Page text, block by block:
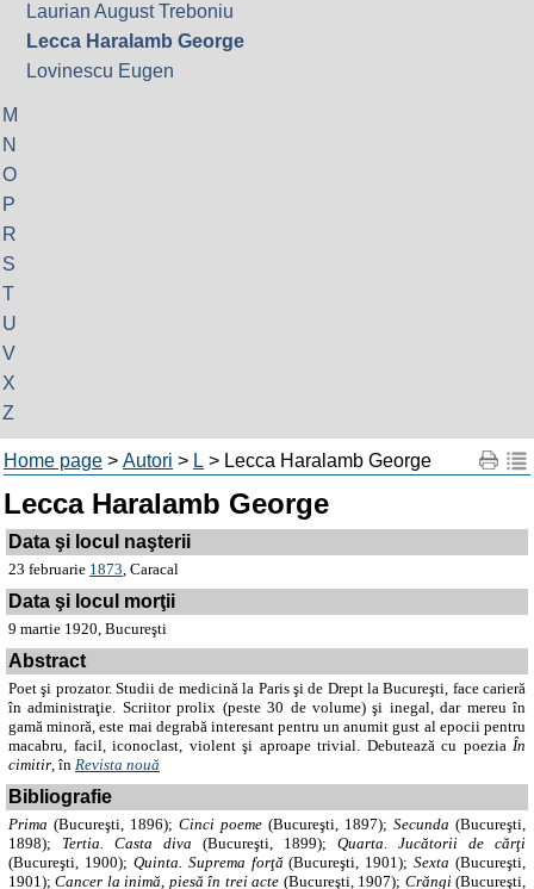
Laurian August Treboniu
Lecca Haralamb George
Lovinescu Eugen
M
N
O
P
R
S
T
U
V
X
Z
Home page > Autori > L > Lecca Haralamb George
Lecca Haralamb George
Data şi locul naşterii
23 februarie 1873, Caracal
Data şi locul morţii
9 martie 1920, Bucureşti
Abstract
Poet şi prozator. Studii de medicină la Paris şi de Drept la Bucureşti, face carieră
în administraţie. Scriitor prolix (peste 30 de volume) şi inegal, dar mereu în
gamă minoră, este mai degrabă interesant pentru un anumit gust al epocii pentru
macabru, facil, iconoclast, violent şi aproape trivial. Debutează cu poezia În
cimitir, în Revista nouă
Bibliografie
Prima (Bucureşti, 1896); Cinci poeme (Bucureşti, 1897); Secunda (Bucureşti,
1898); Tertia. Casta diva (Bucureşti, 1899); Quarta. Jucătorii de cărţi
(Bucureşti, 1900); Quinta. Suprema forţă (Bucureşti, 1901);Sexta (Bucureşti,
1901);Cancer la inimă, piesă în trei acte (Bucureşti, 1907); Crăngi(Bucureşti,